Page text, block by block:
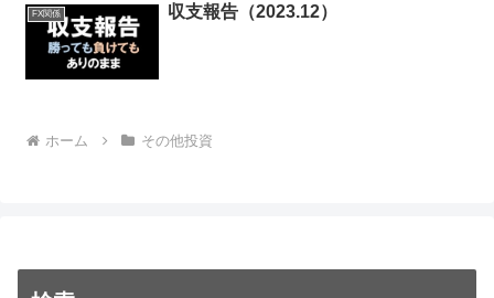
FX関係 収支報告（2023.12）
ホーム その他投資